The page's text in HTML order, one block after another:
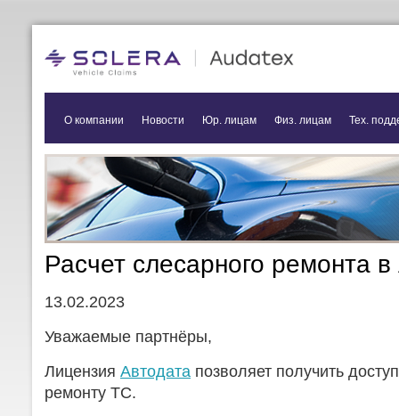
О компании Новости Юр. лицам Физ. лицам Тех.
Расчет слесарного ремонта в
13.02.2023
Уважаемые партнёры,
Лицензия Автодата позволяет получить
ремонту ТС.